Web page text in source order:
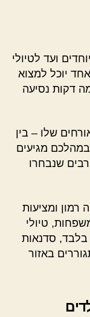
ועד לטיולי
יוכל למצוא
דקות נסיעה
שלו – בין
מגיעים
שנבחרו
רמון ומציעות
טיולי
בלבד, סדנאות
באזור